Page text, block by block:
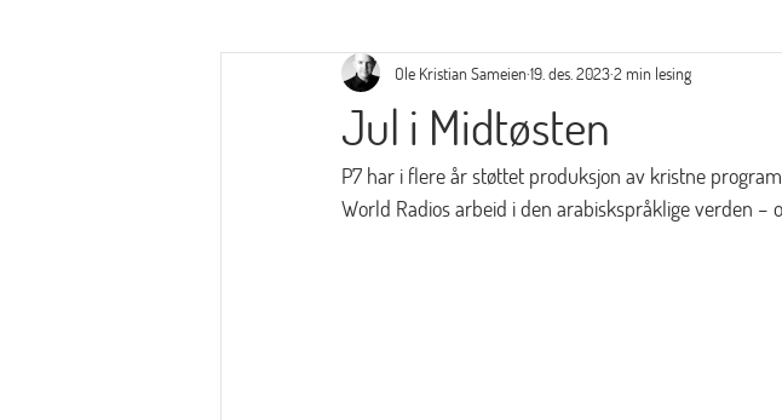
Jul i Midtøsten
Ole Kristian Sameien19. des. 20232 min lesing
P7 har i flere år støttet produksjon av kristne
World Radios arbeid i den arabiskspråklige verden –